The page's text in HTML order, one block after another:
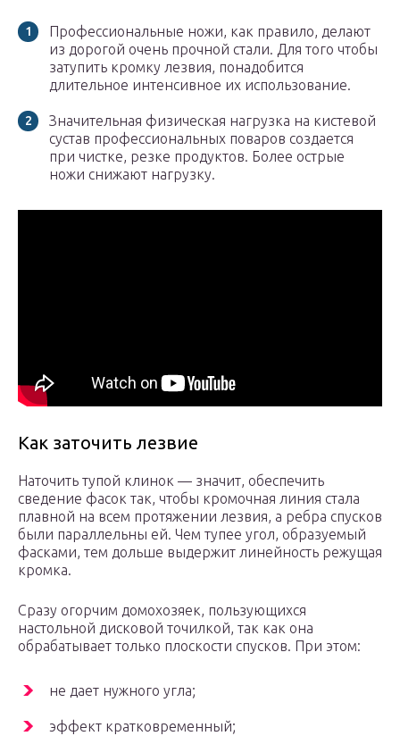
Профессиональные ножи, как правило, делают
из дорогой очень прочной стали. Для того чтобы
затупить кромку лезвия, понадобится
длительное интенсивное их использование.
Значительная физическая нагрузка на кистевой
сустав профессиональных поваров создается
при чистке, резке продуктов. Более острые
ножи снижают нагрузку.
Как заточить лезвие
Наточить тупой клинок — значит, обеспечить
сведение фасок так, чтобы кромочная линия стала
плавной на всем протяжении лезвия, а ребра спусков
были параллельны ей. Чем тупее угол, образуемый
фасками, тем дольше выдержит линейность режущая
кромка.
Сразу огорчим домохозяек, пользующихся
настольной дисковой точилкой, так как она
обрабатывает только плоскости спусков. При этом:
не дает нужного угла;
эффект кратковременный;